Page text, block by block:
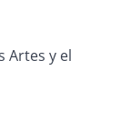
Artes y el